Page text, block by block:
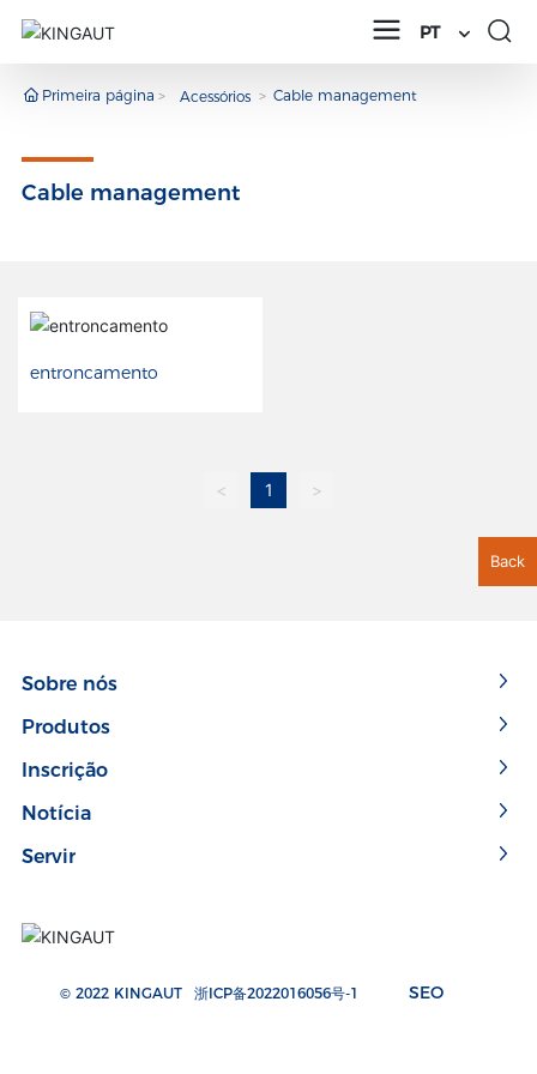
PT
Primeira página Acessórios Cable management
Cable management
entroncamento
< 1 >
Sobre nós
Produtos
Inscrição
Notícia
Servir
© 2022 KINGAUT 浙ICP备2022016056号-1 SEO
Back